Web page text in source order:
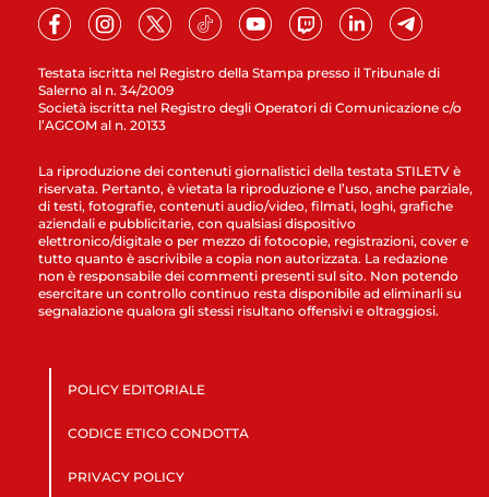
Testata iscritta nel Registro della Stampa presso il Tribunale di
Salerno al n. 34/2009
Società iscritta nel Registro degli Operatori di Comunicazione c/o
l’AGCOM al n. 20133
La riproduzione dei contenuti giornalistici della testata STILETV è
riservata. Pertanto, è vietata la riproduzione e l’uso, anche parziale,
di testi, fotografie, contenuti audio/video, filmati, loghi, grafiche
aziendali e pubblicitarie, con qualsiasi dispositivo
elettronico/digitale o per mezzo di fotocopie, registrazioni, cover e
tutto quanto è ascrivibile a copia non autorizzata. La redazione
non è responsabile dei commenti presenti sul sito. Non potendo
esercitare un controllo continuo resta disponibile ad eliminarli su
segnalazione qualora gli stessi risultano offensivi e oltraggiosi.
POLICY EDITORIALE
CODICE ETICO CONDOTTA
PRIVACY POLICY